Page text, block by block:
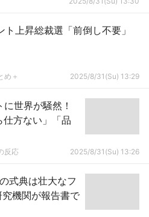
上昇総裁選「前倒し不要」
め＋ 2025/8/31(Su) 13:29
世界が騒然！
方ない」「品
反応 2025/8/31(Su) 13:26
式典は壮大なフ
機関が報告書で